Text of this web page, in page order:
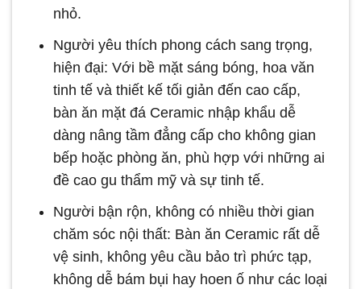
nhỏ.
Người yêu thích phong cách sang trọng,
hiện đại: Với bề mặt sáng bóng, hoa văn
tinh tế và thiết kế tối giản đến cao cấp,
bàn ăn mặt đá Ceramic nhập khẩu dễ
dàng nâng tầm đẳng cấp cho không gian
bếp hoặc phòng ăn, phù hợp với những ai
đề cao gu thẩm mỹ và sự tinh tế.
Người bận rộn, không có nhiều thời gian
chăm sóc nội thất: Bàn ăn Ceramic rất dễ
vệ sinh, không yêu cầu bảo trì phức tạp,
không dễ bám bụi hay hoen ố như các loại